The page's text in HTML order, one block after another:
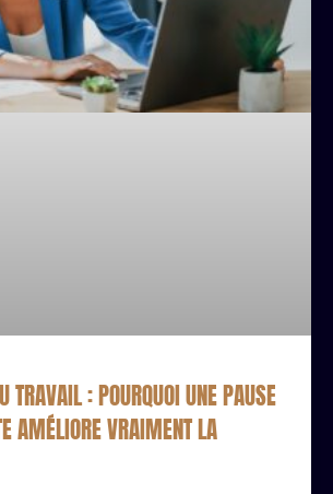
TRAVAIL : POURQUOI UNE PAUSE
AMÉLIORE VRAIMENT LA